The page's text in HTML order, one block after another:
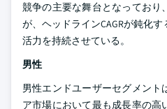
競争の主要な舞台となっており
が、ヘッドラインCAGRが鈍化
活力を持続させている。
男性
男性エンドユーザーセグメント
ア市場において最も成長率の高